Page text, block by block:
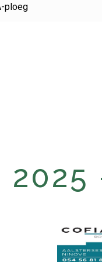
ploeg